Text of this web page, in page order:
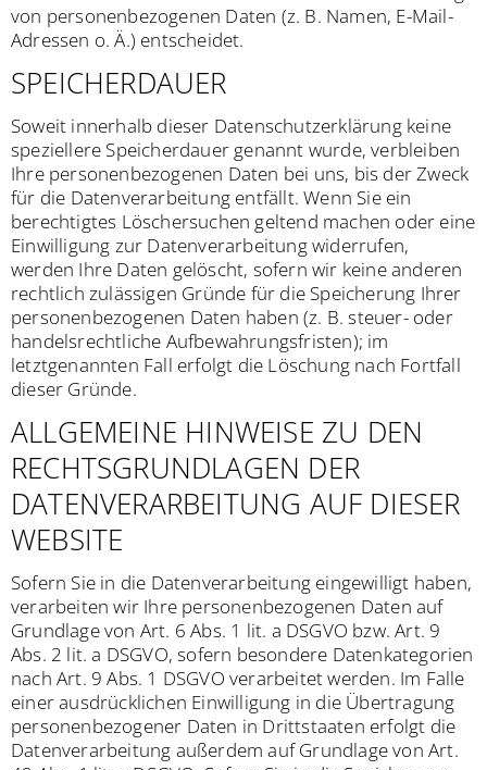
von personenbezogenen Daten (z. B. Namen, E-Mail-
Adressen o. Ä.) entscheidet.
SPEICHERDAUER
Soweit innerhalb dieser Datenschutzerklärung keine
speziellere Speicherdauer genannt wurde, verbleiben
Ihre personenbezogenen Daten bei uns, bis der Zweck
für die Datenverarbeitung entfällt. Wenn Sie ein
berechtigtes Löschersuchen geltend machen oder eine
Einwilligung zur Datenverarbeitung widerrufen,
werden Ihre Daten gelöscht, sofern wir keine anderen
rechtlich zulässigen Gründe für die Speicherung Ihrer
personenbezogenen Daten haben (z. B. steuer- oder
handelsrechtliche Aufbewahrungsfristen); im
letztgenannten Fall erfolgt die Löschung nach Fortfall
dieser Gründe.
ALLGEMEINE HINWEISE ZU DEN
RECHTSGRUNDLAGEN DER
DATENVERARBEITUNG AUF DIESER
WEBSITE
Sofern Sie in die Datenverarbeitung eingewilligt haben,
verarbeiten wir Ihre personenbezogenen Daten auf
Grundlage von Art. 6 Abs. 1 lit. a DSGVO bzw. Art. 9
Abs. 2 lit. a DSGVO, sofern besondere Datenkategorien
nach Art. 9 Abs. 1 DSGVO verarbeitet werden. Im Falle
einer ausdrücklichen Einwilligung in die Übertragung
personenbezogener Daten in Drittstaaten erfolgt die
Datenverarbeitung außerdem auf Grundlage von Art.